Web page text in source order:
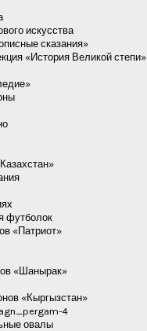
искусства
сказания»
«История Великой степи»
футболок
«Патриот»
«Шанырак»
«Кыргызстан»
4
овалы